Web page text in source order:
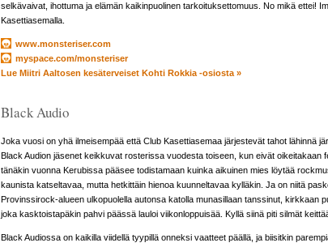
selkävaivat, ihottuma ja elämän kaikinpuolinen tarkoituksettomuus. No mikä ettei!
Kasettiasemalla.
www.monsteriser.com
myspace.com/monsteriser
Lue Miitri Aaltosen kesäterveiset Kohti Rokkia -osiosta »
Black Audio
Joka vuosi on yhä ilmeisempää että Club Kasettiasemaa järjestevät tahot lähinnä
Black Audion jäsenet keikkuvat rosterissa vuodesta toiseen, kun eivät oikeitakaan
tänäkin vuonna Kerubissa pääsee todistamaan kuinka aikuinen mies löytää
kaunista katseltavaa, mutta hetkittäin hienoa kuunneltavaa kylläkin. Ja on niitä
Provinssirock-alueen ulkopuolella autonsa katolla munasillaan tanssinut, kirkkaan
joka kasktoistapäkin pahvi päässä lauloi viikonloppuisää. Kyllä siinä piti silmät
Black Audiossa on kaikilla viidellä tyypillä onneksi vaatteet päällä, ja biisitkin